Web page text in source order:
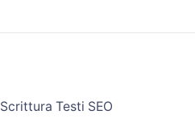
Scrittura Testi SEO